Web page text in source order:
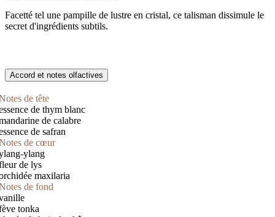
Facetté tel une pampille de lustre en cristal, ce talisman dissimule le
secret d'ingrédients subtils.
Accord et notes olfactives
de tête
de thym blanc
de calabre
de safran
de cœur
ylang
de lys
maxilaria
de fond
tonka